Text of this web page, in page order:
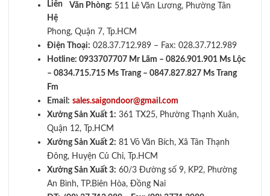
Văn Phòng: 511 Lê Văn Lương, Phường Tân
Phong, Quận 7, Tp.HCM
Điện Thoại: 028.37.712.989 – Fax: 028.37.712.989
Hotline: 0933707707 Mr Lãm – 0826.901.901 Ms Lộc
– 0834.715.715 Ms Trang – 0847.827.827 Ms Trang
Fm
Email: sales.saigondoor@gmail.com
Xưởng Sản Xuất 1: 361 TX25, Phường Thạnh Xuân,
Quận 12, Tp.HCM
Xưởng Sản Xuất 2: 81 Võ Văn Bích, Xã Tân Thạnh
Đông, Huyện Củ Chi, Tp.HCM
Xưởng Sản Xuất 3: 60/3 Đường số 9, KP2, Phường
An Bình, TP.Biên Hòa, Đồng Nai